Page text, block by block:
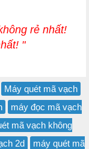
rẻ nhất!
"
Máy quét mã vạch
máy đọc mã vạch
mã vạch không
2d
máy quét mã